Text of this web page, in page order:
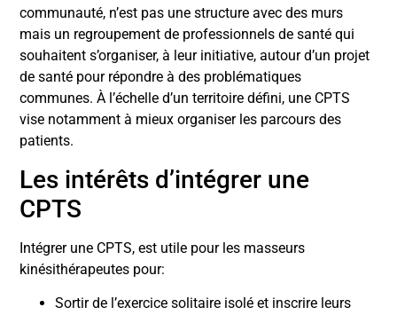
communauté, n’est pas une structure avec des murs
mais un regroupement de professionnels de santé qui
souhaitent s’organiser, à leur initiative, autour d’un projet
de santé pour répondre à des problématiques
communes. À l’échelle d’un territoire défini, une CPTS
vise notamment à mieux organiser les parcours des
patients.
Les intérêts d’intégrer une
CPTS
Intégrer une CPTS, est utile pour les masseurs
kinésithérapeutes pour:
Sortir de l’exercice solitaire isolé et inscrire leurs